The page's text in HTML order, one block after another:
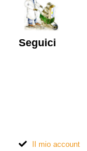
Seguici
Il mio account